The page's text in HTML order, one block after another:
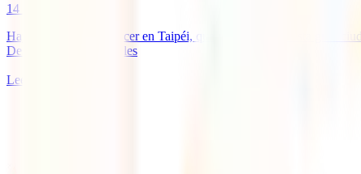
14
Hay tanto que ver y hacer en Taipéi, que ya solo visitar esta gran
Descubre sus imperdibles
Leer más